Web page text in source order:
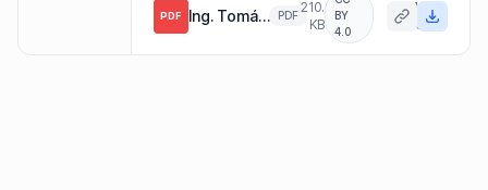
PDF Ing. Tomáš Blumenstein - Svět vzdělání.pdf PDF
210.0
KB
BY
4.0
14. 4.
2025